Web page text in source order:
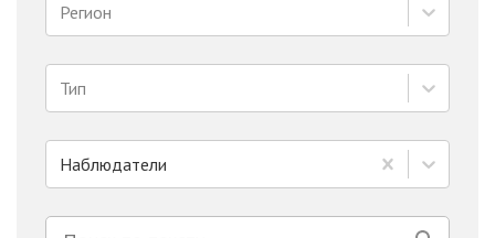
Регион
Тип
Наблюдатели